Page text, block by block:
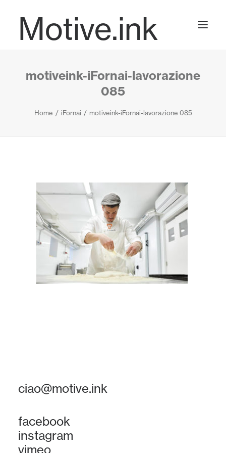
Motive.ink
Projects
motiveink-iFornai-lavorazione
085
Home iFornai motiveink-iFornai-lavorazione 085
ciao@motive.ink
facebook
instagram
vimeo